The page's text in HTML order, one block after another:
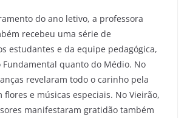
do ano letivo, a professora
recebeu uma série de
estudantes e da equipe pedagógica,
Fundamental quanto do Médio. No
revelaram todo o carinho pela
flores e músicas especiais. No Vieirão,
manifestaram gratidão também